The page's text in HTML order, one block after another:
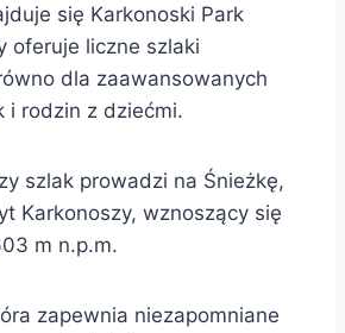
się Karkonoski Park
oferuje liczne szlaki
dla zaawansowanych
i rodzin z dziećmi.
szlak prowadzi na Śnieżkę,
Karkonoszy, wznoszący się
m n.p.m.
zapewnia niezapomniane